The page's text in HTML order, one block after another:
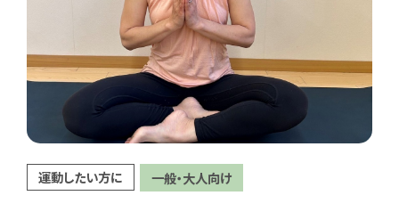
運動したい方に 一般・大人向け